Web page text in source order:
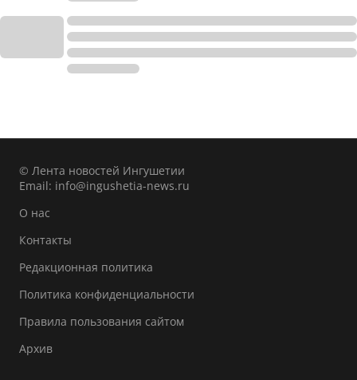
© Лента новостей Ингушетии
Email: info@ingushetia-news.ru
О нас
Контакты
Редакционная политика
Политика конфиденциальности
Правила пользования сайтом
Архив